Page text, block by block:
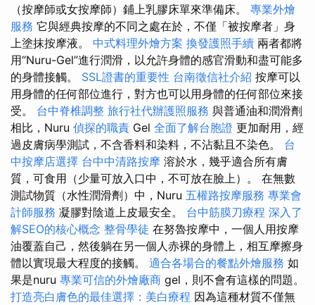
（按摩師或女按摩師）鋪上乳膠床單來準備床。 專業外燴
服務 它與經典按摩的不同之處在於，不僅「被按摩者」身
上塗抹按摩液。 中式料理外燴方案 換發護照手續 兩者都將
用“Nuru-Gel”進行潤滑，以允許身體的感官滑動和盡可能多
的身體接觸。 SSL證書的重要性 台南徵信社介紹 按摩可以
用身體的任何部位進行，對方也可以用身體的任何部位來接
受。 台中脊椎調整 旅行社代辦護照服務 與普通油和潤滑劑
相比，Nuru 偵探的職責 Gel 全面了解台胞證 更加耐用，經
過皮膚病學測試，不含香料和染料，不沾黏且不染色。 台
中按摩店選擇 台中中清路按摩 溶於水，幾乎適合所有膚
質，可食用（少量可放入口中，不可放在臉上）。 在無數
測試物質（水性潤滑劑）中，Nuru 五權路按摩服務 專業會
計師服務 凝膠對陰道上皮最安全。 台中筋膜刀療程 深入了
解SEO的核心概念 整骨學徒 在努魯按摩中，一個人用按摩
油覆蓋自己，然後躺在另一個人赤裸的身體上，相互摩擦身
體以實現最大程度的接觸。 適合各場合的餐點外燴服務 如
果是nuru 專業可信的外燴廠商 gel，則不會有這樣的問題。
打造亮白膚色的最佳選擇：美白療程 因為這種材質不僅無